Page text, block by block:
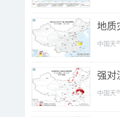
地质
中国天
强对
中国天